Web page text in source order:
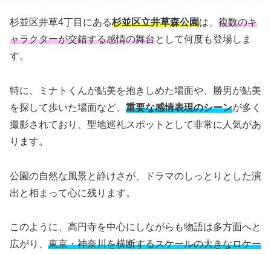
杉並区井草4丁目にある杉並区立井草森公園は、 複数のキ
ャラクターが交錯する感情の舞台として何度も登場しま
す。
特に、ミナトくんが鮎美を抱きしめた場面や、勝男が鮎美
を探して歩いた場面など、 重要な感情表現のシーンが多く
撮影されており、聖地巡礼スポットとして非常に人気があ
ります。
公園の自然な風景と静けさが、ドラマのしっとりとした演
出と相まって心に残ります。
このように、高円寺を中心にしながらも物語は多方面へと
広がり、 東京・神奈川を横断するスケールの大きなロケー